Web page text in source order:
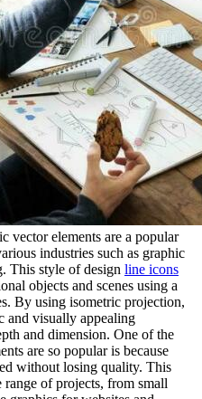
vector elements are a popular
industries such as graphic
This style of design line icons
objects and scenes using a
By using isometric projection,
and visually appealing
and dimension. One of the
are so popular is because
without losing quality. This
of projects, from small